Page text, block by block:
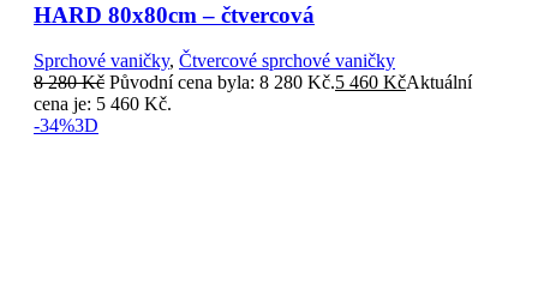
HARD 80x80cm – čtvercová
Sprchové vaničky, Čtvercové sprchové vaničky
8 280Kč Původní cena byla: 8 280 Kč.5 460 KčAktuální
cena je: 5 460 Kč.
-34%3D